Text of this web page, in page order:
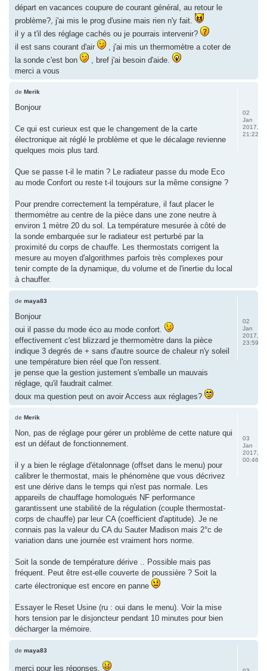
départ en vacances coupure de courant général, au retour le
problème?, j'ai mis le prog d'usine mais rien n'y fait.
il y a t'il des réglage cachés ou je pourrais intervenir?
il est sans courant d'air
, j'ai mis un thermomètre a coter de
la sonde c'est bon
, bref j'ai besoin d'aide.
merci a vous
de Merik
Bonjour
Ce qui est curieux est que le changement de la carte
électronique ait réglé le problème et que le décalage revienne
quelques mois plus tard.
Que se passe t-il le matin ? Le radiateur passe du mode Eco
au mode Confort ou reste t-il toujours sur la même consigne ?
Pour prendre correctement la température, il faut placer le
thermomètre au centre de la pièce dans une zone neutre à
environ 1 mètre 20 du sol. La température mesurée à côté de
la sonde embarquée sur le radiateur est perturbé par la
proximité du corps de chauffe. Les thermostats corrigent la
mesure au moyen d'algorithmes parfois très complexes pour
tenir compte de la dynamique, du volume et de l'inertie du local
à chauffer.
02
Jan
2017,
21:22
de maya83
Bonjour
oui il passe du mode éco au mode confort.
effectivement c'est blizzard je thermomètre dans la pièce
indique 3 degrés de + sans d'autre source de chaleur n'y soleil
une température bien réel que l'on ressent.
je pense que la gestion justement s'emballe un mauvais
réglage, qu'il faudrait calmer.
doux ma question peut on avoir Access aux réglages?
02
Jan
2017,
23:59
de Merik
Non, pas de réglage pour gérer un problème de cette nature qui
est un défaut de fonctionnement.
il y a bien le réglage d'étalonnage (offset dans le menu) pour
calibrer le thermostat, mais le phénomène que vous décrivez
est une dérive dans le temps qui n'est pas normale. Les
appareils de chauffage homologués NF performance
garantissent une stabilité de la régulation (couple thermostat-
corps de chauffe) par leur CA (coefficient d'aptitude). Je ne
connais pas la valeur du CA du Sauter Madison mais 2°c de
variation dans une journée est vraiment hors norme.
Soit la sonde de température dérive .. Possible mais pas
fréquent. Peut être est-elle couverte de poussière ? Soit la
carte électronique est encore en panne
Essayer le Reset Usine (ru : oui dans le menu). Voir la mise
hors tension par le disjoncteur pendant 10 minutes pour bien
décharger la mémoire.
03
Jan
2017,
00:46
de maya83
merci pour les réponses.